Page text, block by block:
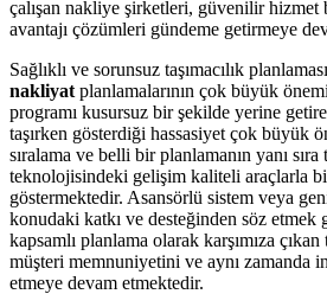
çalışan nakliye şirketleri, güvenilir hizmet
avantajı çözümleri gündeme getirmeye
Sağlıklı ve sorunsuz taşımacılık
nakliyat planlamalarının çok büyük
programı kusursuz bir şekilde yerine
taşırken gösterdiği hassasiyet çok büyük
sıralama ve belli bir planlamanın yanı sıra
teknolojisindeki gelişim kaliteli araçlarla
göstermektedir. Asansörlü sistem veya
konudaki katkı ve desteğinden söz
kapsamlı planlama olarak karşımıza çıkan
müşteri memnuniyetini ve aynı zamanda
etmeye devam etmektedir.